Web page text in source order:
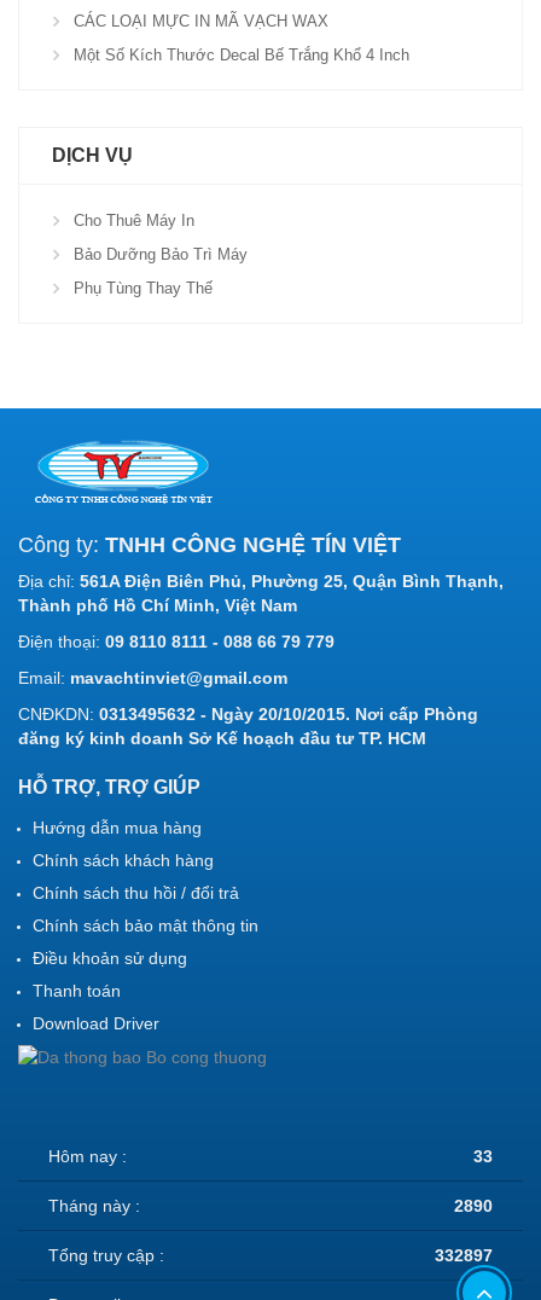
CÁC LOẠI MỰC IN MÃ VẠCH WAX
Một Số Kích Thước Decal Bế Trắng Khổ 4 Inch
DỊCH VỤ
Cho Thuê Máy In
Bảo Dưỡng Bảo Trì Máy
Phụ Tùng Thay Thế
Công ty: TNHH CÔNG NGHỆ TÍN VIỆT
Địa chỉ: 561A Điện Biên Phủ, Phường 25, Quận Bình Thạnh,
Thành phố Hồ Chí Minh, Việt Nam
Điện thoại: 09 8110 8111 - 088 66 79 779
Email: mavachtinviet@gmail.com
CNĐKDN: 0313495632 - Ngày 20/10/2015. Nơi cấp Phòng
đăng ký kinh doanh Sở Kế hoạch đầu tư TP. HCM
HỖ TRỢ, TRỢ GIÚP
Hướng dẫn mua hàng
Chính sách khách hàng
Chính sách thu hồi / đổi trả
Chính sách bảo mật thông tin
Điều khoản sử dụng
Thanh toán
Download Driver
Hôm nay : 33
Tháng này : 2890
Tổng truy cập : 332897